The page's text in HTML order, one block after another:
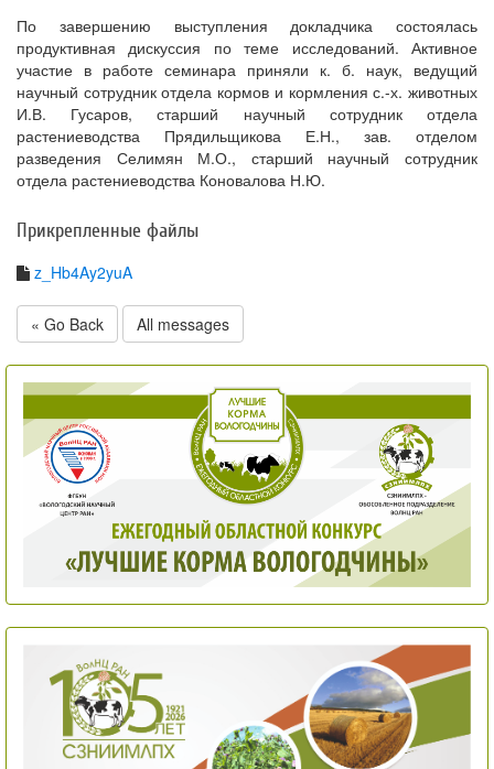
По завершению выступления докладчика состоялась
продуктивная дискуссия по теме исследований. Активное
участие в работе семинара приняли к. б. наук, ведущий
научный сотрудник отдела кормов и кормления с.-х. животных
И.В. Гусаров, старший научный сотрудник отдела
растениеводства Прядильщикова Е.Н., зав. отделом
разведения Селимян М.О., старший научный сотрудник
отдела растениеводства Коновалова Н.Ю.
Прикрепленные файлы
z_Hb4Ay2yuA
« Go Back All messages